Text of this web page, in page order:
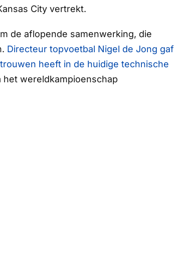
City vertrekt.
de aflopende samenwerking, die
Directeur topvoetbal Nigel de Jong gaf
heeft in de huidige technische
wereldkampioenschap